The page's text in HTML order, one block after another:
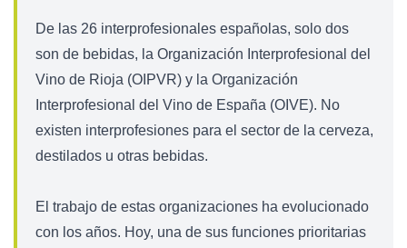
De las 26 interprofesionales españolas, solo dos
son de bebidas, la Organización Interprofesional del
Vino de Rioja (OIPVR) y la Organización
Interprofesional del Vino de España (OIVE). No
existen interprofesiones para el sector de la cerveza,
destilados u otras bebidas.
El trabajo de estas organizaciones ha evolucionado
con los años. Hoy, una de sus funciones prioritarias